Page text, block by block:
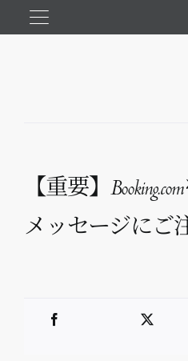
to
【重要】
メッセージにご